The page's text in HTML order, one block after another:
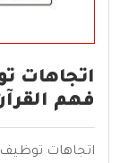
اتجاهات
فهم
اتجاهات توظيف